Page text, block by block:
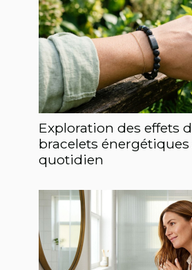
Exploration des effets
bracelets énergétiques
quotidien